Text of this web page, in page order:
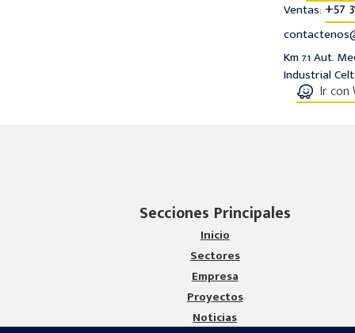
Ir con
Ventas: +57
Km 7.1 Aut.
Industrial
Secciones Principales
Inicio
Sectores
Empresa
Proyectos
Noticias